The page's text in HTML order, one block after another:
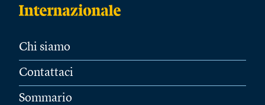
Chi siamo
Contattaci
Sommario